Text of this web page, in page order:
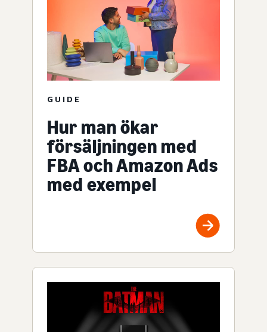
GUIDE
Hur man ökar
försäljningen med
FBA och Amazon Ads
med exempel